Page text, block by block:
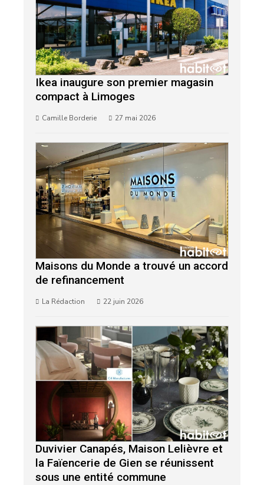
Ikea inaugure son premier magasin
compact à Limoges
Camille Borderie 27 mai 2026
Maisons du Monde a trouvé un accord
de refinancement
La Rédaction 22 juin 2026
Duvivier Canapés, Maison Lelièvre et
la Faïencerie de Gien se réunissent
sous une entité commune